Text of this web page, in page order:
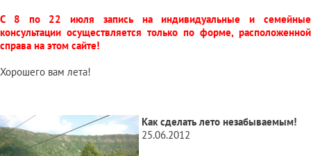
С 8 по 22 июля запись на индивидуальные и семейные
консультации осуществляется только по форме, расположенной
справа на этом сайте!
Хорошего вам лета!
Как сделать лето незабываемым!
25.06.2012